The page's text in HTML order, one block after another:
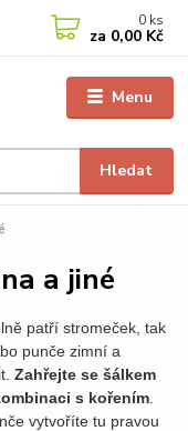
Menu
Hledat
0 ks
za 0,00 Kč
a jiné
patří stromeček, tak
punče zimní a
Zahřejte se šálkem
s kořením
vytvoříte tu pravou